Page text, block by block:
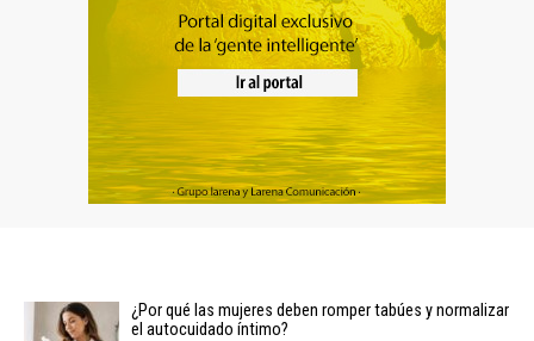
¿Por qué las mujeres deben romper tabúes y normalizar
el autocuidado íntimo?